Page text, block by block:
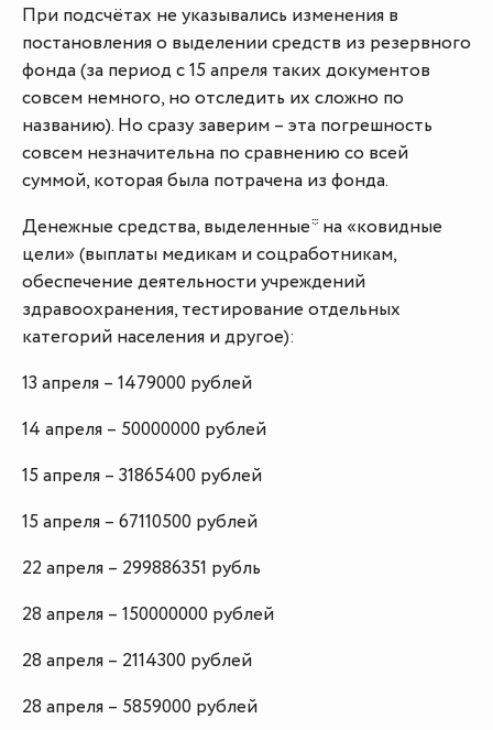
При подсчётах не указывались изменения в
постановления о выделении средств из резервного
фонда (за период с 15 апреля таких документов
совсем немного, но отследить их сложно по
названию). Но сразу заверим – эта погрешность
совсем незначительна по сравнению со всей
суммой, которая была потрачена из фонда.
Денежные средства, выделенные* на «ковидные
цели» (выплаты медикам и соцработникам,
обеспечение деятельности учреждений
здравоохранения, тестирование отдельных
категорий населения и другое):
13 апреля – 1479000 рублей
14 апреля – 50000000 рублей
15 апреля – 31865400 рублей
15 апреля – 67110500 рублей
22 апреля – 299886351 рубль
28 апреля – 150000000 рублей
28 апреля – 2114300 рублей
28 апреля – 5859000 рублей